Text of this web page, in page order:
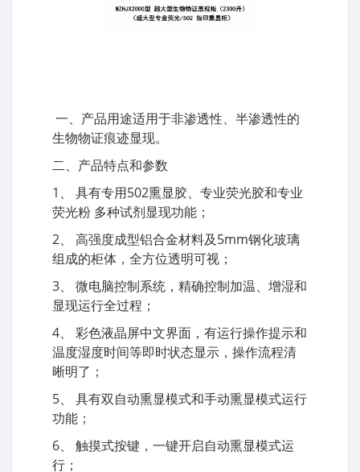
一、产品用途适用于非渗透性、半渗透性的
生物物证痕迹显现。
二、产品特点和参数
1、 具有专用502熏显胶、专业荧光胶和专业
荧光粉 多种试剂显现功能；
2、 高强度成型铝合金材料及5mm钢化玻璃
组成的柜体，全方位透明可视；
3、 微电脑控制系统，精确控制加温、增湿和
显现运行全过程；
4、 彩色液晶屏中文界面，有运行操作提示和
温度湿度时间等即时状态显示，操作流程清
晰明了；
5、 具有双自动熏显模式和手动熏显模式运行
功能；
6、 触摸式按键，一键开启自动熏显模式运
行；